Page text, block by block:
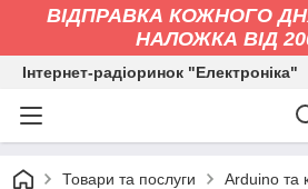
ВІДПРАВКА КОЖНОГО
НАЛОЖКА ВІД
Інтернет-радіоринок "Електроніка"
Товари та послуги Arduino та